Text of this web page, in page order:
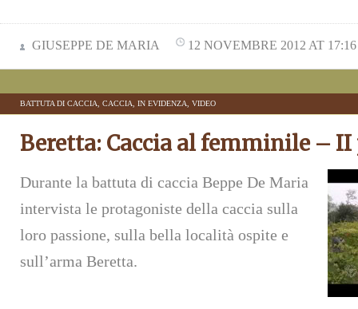
GIUSEPPE DE MARIA 12 NOVEMBRE 2012 AT 17:16
BATTUTA DI CACCIA CACCIA IN EVIDENZA VIDEO
Beretta: Caccia al femminile – II
Durante la battuta di caccia Beppe De Maria
intervista le protagoniste della caccia sulla
loro passione, sulla bella località ospite e
sull’arma Beretta.